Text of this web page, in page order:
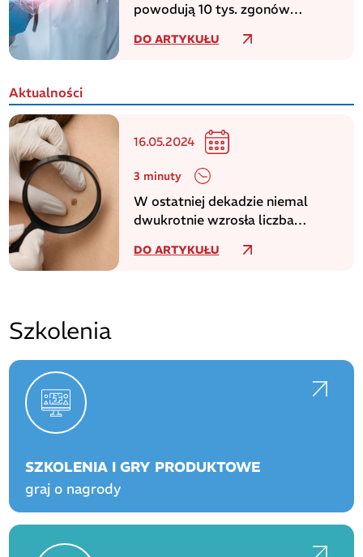
powodują 10 tys. zgonów
WHO
DO ARTYKUŁU
Aktualności
16.05.2024
3 minuty
W ostatniej dekadzie niemal
dwukrotnie wzrosła liczba
DO ARTYKUŁU
Szkolenia
SZKOLENIA I GRY PRODUKTOWE
graj o nagrody